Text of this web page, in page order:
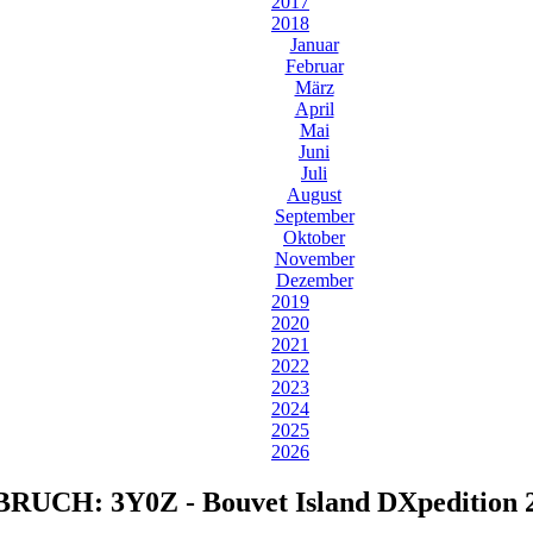
2018
Januar
Februar
März
April
Mai
Juni
Juli
August
September
Oktober
November
Dezember
2019
2020
2021
2022
2023
2024
2025
2026
3Y0Z - Bouvet Island DXpedition